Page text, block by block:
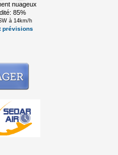
nuageux
85%
à 14km/h
prévisions